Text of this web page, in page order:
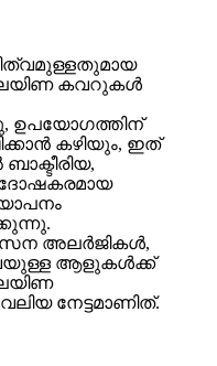
കവറുകൾ
ഉപയോഗത്തിന്
കഴിയും, ഇത്
അലർജികൾ,
ആളുകൾക്ക്
നേട്ടമാണിത്.